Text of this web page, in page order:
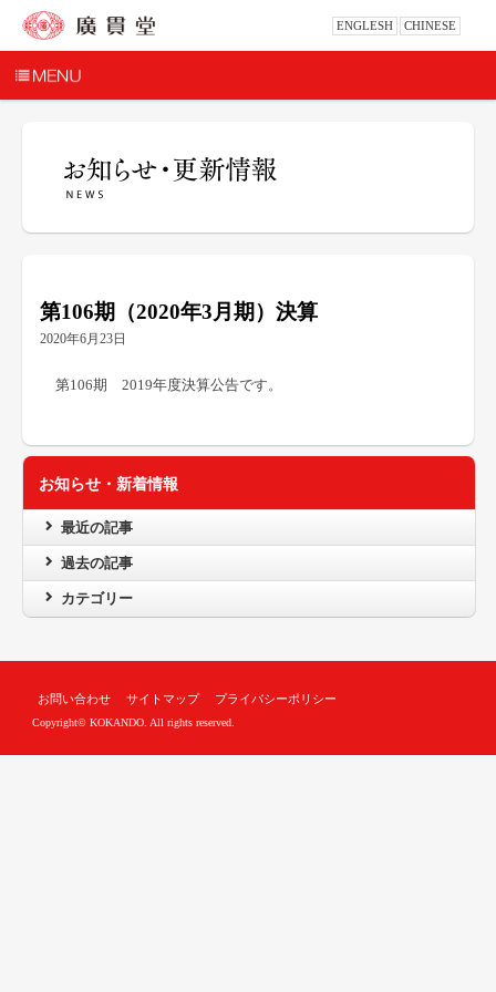
ENGLESH CHINESE
第106期（2020年3月期）決算
2020年6月23日
第106期 2019年度決算公告です。
お知らせ・新着情報
最近の記事
過去の記事
カテゴリー
お問い合わせ サイトマップ プライバシーポリシー
Copyright© KOKANDO. All rights reserved.